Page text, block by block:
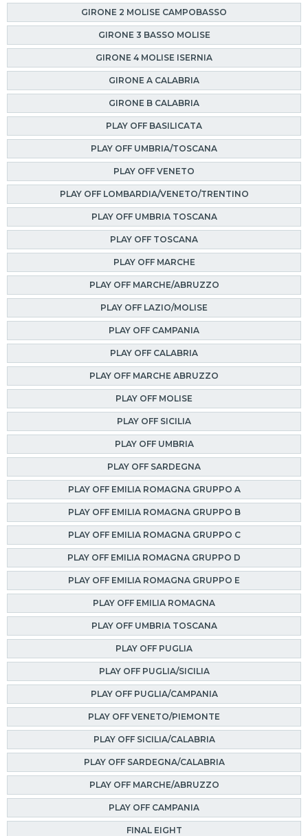
GIRONE 2 MOLISE CAMPOBASSO
GIRONE 3 BASSO MOLISE
GIRONE 4 MOLISE ISERNIA
GIRONE A CALABRIA
GIRONE B CALABRIA
PLAY OFF BASILICATA
PLAY OFF UMBRIA/TOSCANA
PLAY OFF VENETO
PLAY OFF LOMBARDIA/VENETO/TRENTINO
PLAY OFF UMBRIA TOSCANA
PLAY OFF TOSCANA
PLAY OFF MARCHE
PLAY OFF MARCHE/ABRUZZO
PLAY OFF LAZIO/MOLISE
PLAY OFF CAMPANIA
PLAY OFF CALABRIA
PLAY OFF MARCHE ABRUZZO
PLAY OFF MOLISE
PLAY OFF SICILIA
PLAY OFF UMBRIA
PLAY OFF SARDEGNA
PLAY OFF EMILIA ROMAGNA GRUPPO A
PLAY OFF EMILIA ROMAGNA GRUPPO B
PLAY OFF EMILIA ROMAGNA GRUPPO C
PLAY OFF EMILIA ROMAGNA GRUPPO D
PLAY OFF EMILIA ROMAGNA GRUPPO E
PLAY OFF EMILIA ROMAGNA
PLAY OFF UMBRIA TOSCANA
PLAY OFF PUGLIA
PLAY OFF PUGLIA/SICILIA
PLAY OFF PUGLIA/CAMPANIA
PLAY OFF VENETO/PIEMONTE
PLAY OFF SICILIA/CALABRIA
PLAY OFF SARDEGNA/CALABRIA
PLAY OFF MARCHE/ABRUZZO
PLAY OFF CAMPANIA
FINAL EIGHT